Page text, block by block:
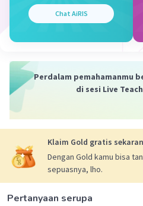
16 September 2024 11:22
Indonesia, kiribati,
Chat AiRIS
Perdalam pemahamanmu
di sesi Live
Klaim Gold gratis
Dengan Gold kamu bisa
sepuasnya, lho.
Pertanyaan serupa